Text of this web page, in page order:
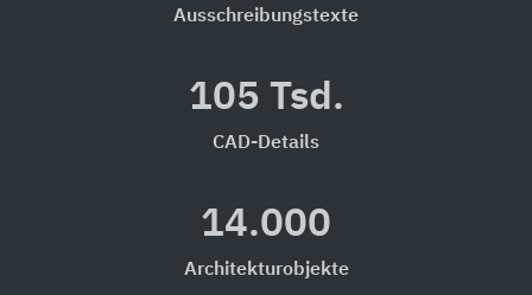
Ausschreibungstexte
105 Tsd.
CAD-Details
14.000
Architekturobjekte